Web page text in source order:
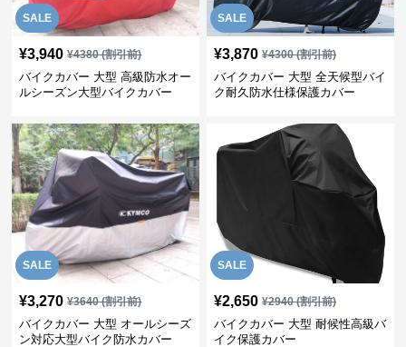
SALE
¥3,940 ¥4380(割引前)
バイクカバー 大型 高級防水オー
ルシーズン大型バイクカバー
SALE
¥3,870 ¥4300(割引前)
バイクカバー 大型 全天候型バイ
ク耐久防水仕様保護カバー
SALE
¥3,270 ¥3640(割引前)
バイクカバー 大型 オールシーズ
ン対応大型バイク防水カバー
SALE
¥2,650 ¥2940(割引前)
バイクカバー 大型 耐候性高級バ
イク保護カバー